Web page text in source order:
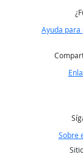
Ayuda para
Sobre